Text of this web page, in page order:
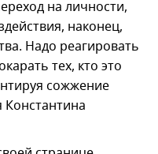
на личности,
наконец,
Надо реагировать
тех, кто это
сожжение
Константина